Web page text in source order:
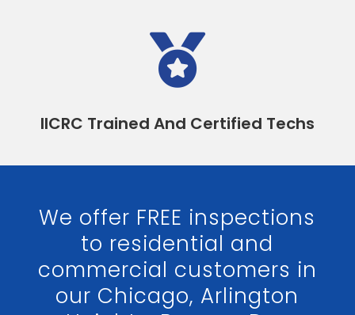

IICRC Trained And Certified Techs
We offer FREE inspections
to residential and
commercial customers in
our Chicago, Arlington